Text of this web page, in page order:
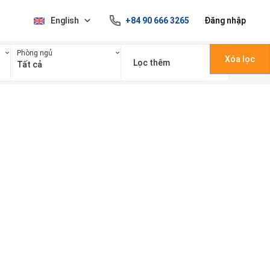
English +84 90 666 3265 Đăng nhập
Phòng ngủ
Tất cả Lọc thêm Xóa lọc